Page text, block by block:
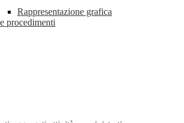
Rappresentazione grafica
procedimenti